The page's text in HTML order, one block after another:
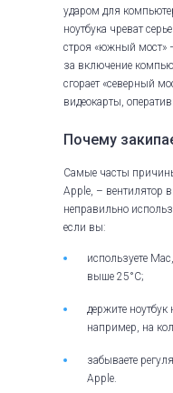
ударом для
ноутбука чреват
строя «южный мост»
за включение
сгорает «северный
видеокарты,
Почему
Самые часты
Apple, – вентилятор
неправильно
если вы:
используете
выше 25°С;
держите ноутбук
например, на
забываете
Apple.